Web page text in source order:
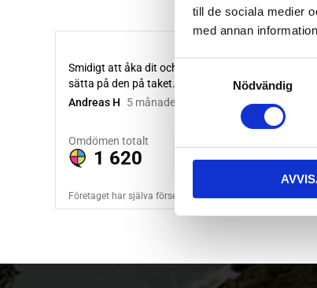
till de sociala medier
med annan
S
a
m
e
s
Nödvändig